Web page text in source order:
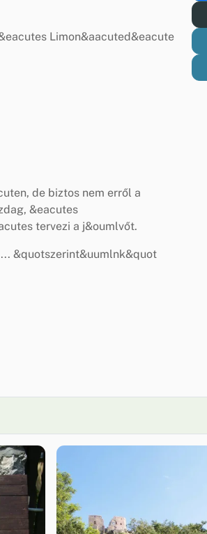
Limon&aacuted&eacute
de biztos nem erről a
&eacutes
tervezi a j&oumlvőt.
&quotszerint&uumlnk&quot